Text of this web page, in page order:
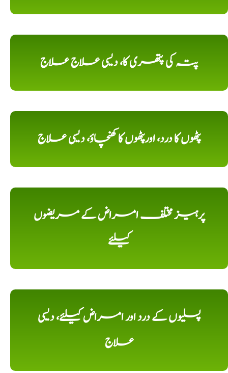
پتہ کی پتھری کا، دیسی علاج علاج
پٹھوں کا درد، اورپٹھوں کا کھنچاؤ، دیسی علاج
پرہیز مختلف امراض کے مریضوں
کیلئے
پسلیوں کے درد اور امراض کیلئے، دیسی
علاج